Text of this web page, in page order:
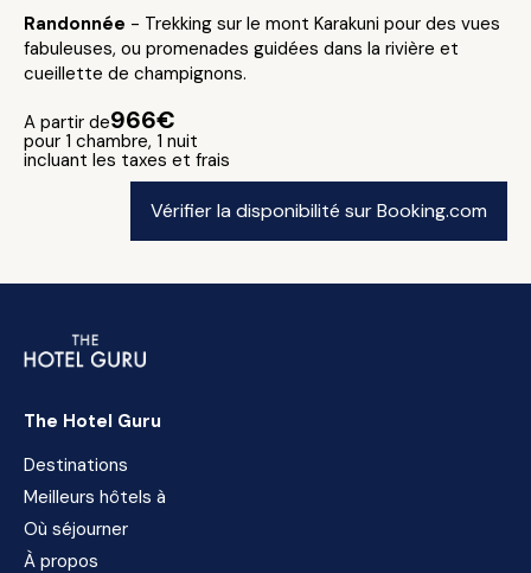
Randonnée - Trekking sur le mont Karakuni pour des vues
fabuleuses, ou promenades guidées dans la rivière et
cueillette de champignons.
A partir de966€
pour 1 chambre, 1 nuit
incluant les taxes et frais
Vérifier la disponibilité sur Booking.com
The Hotel Guru
Destinations
Meilleurs hôtels à
Où séjourner
À propos